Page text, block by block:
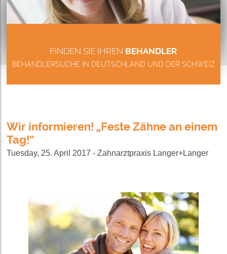
FINDEN SIE IHREN BEHANDLER
BEHANDLERSUCHE IN DEUTSCHLAND UND DER SCHWEIZ
Wir informieren! „Feste Zähne an einem
Tag!“
Tuesday, 25. April 2017 - Zahnarztpraxis Langer+Langer